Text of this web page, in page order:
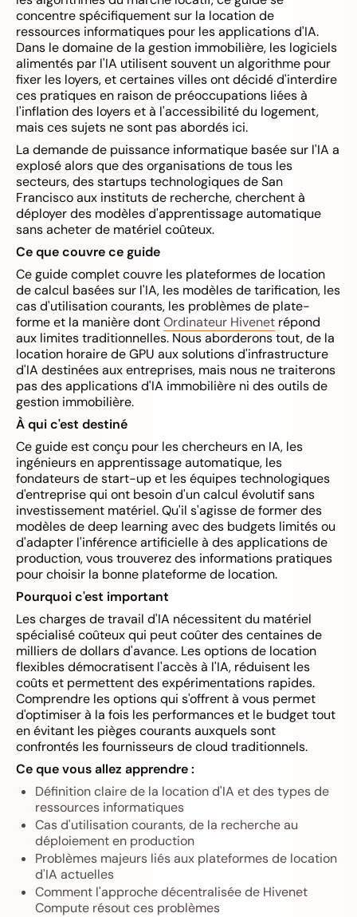
concentre spécifiquement sur la location de
ressources informatiques pour les applications d'IA.
Dans le domaine de la gestion immobilière, les logiciels
alimentés par l'IA utilisent souvent un algorithme pour
fixer les loyers, et certaines villes ont décidé d'interdire
ces pratiques en raison de préoccupations liées à
l'inflation des loyers et à l'accessibilité du logement,
mais ces sujets ne sont pas abordés ici.
La demande de puissance informatique basée sur l'IA a
explosé alors que des organisations de tous les
secteurs, des startups technologiques de San
Francisco aux instituts de recherche, cherchent à
déployer des modèles d'apprentissage automatique
sans acheter de matériel coûteux.
Ce que couvre ce guide
Ce guide complet couvre les plateformes de location
de calcul basées sur l'IA, les modèles de tarification, les
cas d'utilisation courants, les problèmes de plate-
forme et la manière dontOrdinateur Hivenet répond
aux limites traditionnelles. Nous aborderons tout, de la
location horaire de GPU aux solutions d'infrastructure
d'IA destinées aux entreprises, mais nous ne traiterons
pas des applications d'IA immobilière ni des outils de
gestion immobilière.
À qui c'est destiné
Ce guide est conçu pour les chercheurs en IA, les
ingénieurs en apprentissage automatique, les
fondateurs de start-up et les équipes technologiques
d'entreprise qui ont besoin d'un calcul évolutif sans
investissement matériel. Qu'il s'agisse de former des
modèles de deep learning avec des budgets limités ou
d'adapter l'inférence artificielle à des applications de
production, vous trouverez des informations pratiques
pour choisir la bonne plateforme de location.
Pourquoi c'est important
Les charges de travail d'IA nécessitent du matériel
spécialisé coûteux qui peut coûter des centaines de
milliers de dollars d'avance. Les options de location
flexibles démocratisent l'accès à l'IA, réduisent les
coûts et permettent des expérimentations rapides.
Comprendre les options qui s'offrent à vous permet
d'optimiser à la fois les performances et le budget tout
en évitant les pièges courants auxquels sont
confrontés les fournisseurs de cloud traditionnels.
Ce que vous allez apprendre :
Définition claire de la location d'IA et des types de
ressources informatiques
Cas d'utilisation courants, de la recherche au
déploiement en production
Problèmes majeurs liés aux plateformes de location
d'IA actuelles
Comment l'approche décentralisée de Hivenet
Compute résout ces problèmes